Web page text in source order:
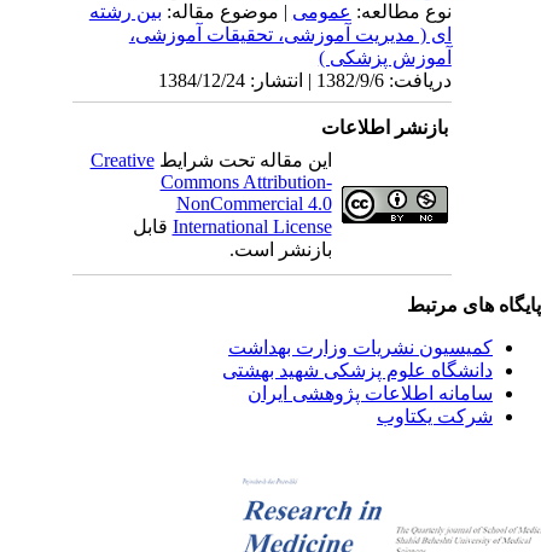
نوع مطالعه:عمومی| موضوع مقاله:بین رشته
ای ( مدیریت آموزشی، تحقیقات آموزشی،
آموزش پزشکی )
دریافت: 1382/9/6 | انتشار: 1384/12/24
بازنشر اطلاعات
این مقاله تحت شرایطCreative
Commons Attribution-
NonCommercial 4.0
International Licenseقابل
بازنشر است.
های مرتبط
کمیسیون نشریات وزارت بهداشت
دانشگاه علوم پزشکی شهید بهشتی
سامانه اطلاعات پژوهشی ایران
شرکت یکتاوب